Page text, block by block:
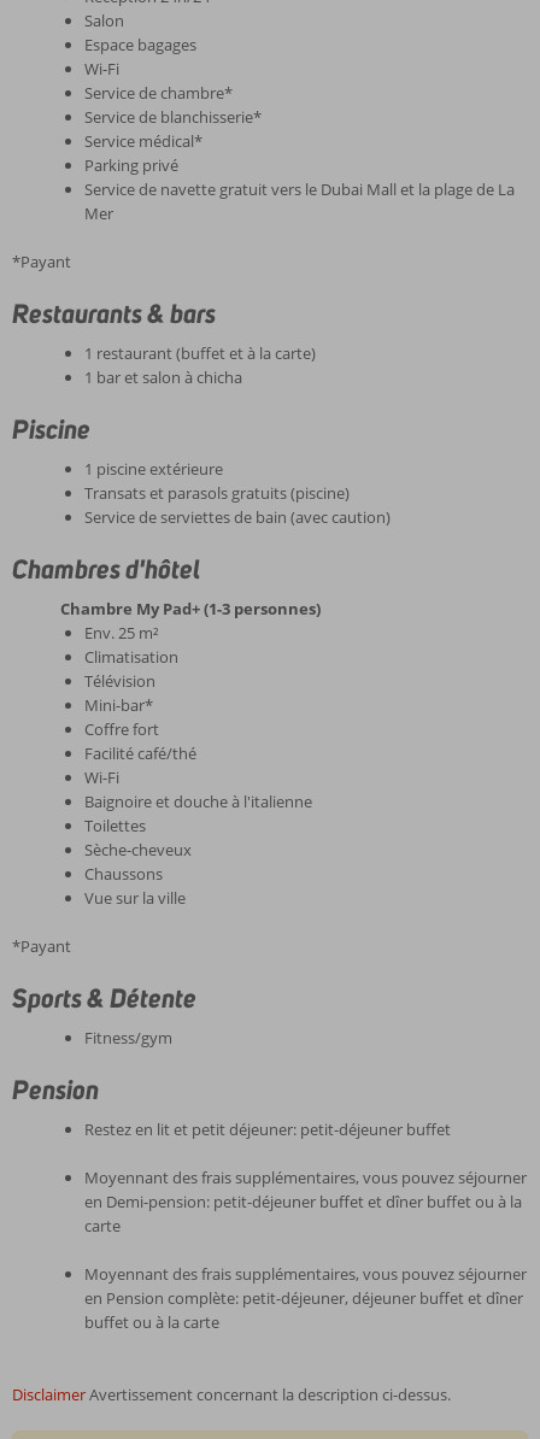
Salon
Espace bagages
Wi-Fi
Service de chambre*
Service de blanchisserie*
Service médical*
Parking privé
Service de navette gratuit vers le Dubai Mall et la plage de La
Mer
*Payant
Restaurants & bars
1 restaurant (buffet et à la carte)
1 bar et salon à chicha
Piscine
1 piscine extérieure
Transats et parasols gratuits (piscine)
Service de serviettes de bain (avec caution)
Chambres d'hôtel
Chambre My Pad+ (1-3 personnes)
Env. 25 m²
Climatisation
Télévision
Mini-bar*
Coffre fort
Facilité café/thé
Wi-Fi
Baignoire et douche à l'italienne
Toilettes
Sèche-cheveux
Chaussons
Vue sur la ville
*Payant
Sports & Détente
Fitness/gym
Pension
Restez en lit et petit déjeuner: petit-déjeuner buffet
Moyennant des frais supplémentaires, vous pouvez séjourner
en Demi-pension: petit-déjeuner buffet et dîner buffet ou à la
carte
Moyennant des frais supplémentaires, vous pouvez séjourner
en Pension complète: petit-déjeuner, déjeuner buffet et dîner
buffet ou à la carte
DisclaimerAvertissement concernant la description ci-dessus.